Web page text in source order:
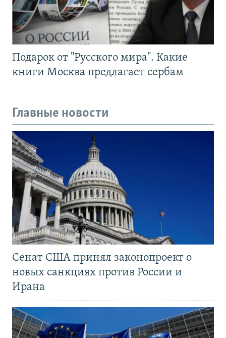
Подарок от "Русского мира". Какие
книги Москва предлагает сербам
Главные новости
Сенат США принял законопроект о
новых санкциях против России и
Ирана